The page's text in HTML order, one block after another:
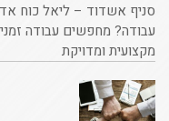
סניף אשדוד – ליאל כוח
עבודה? מחפשים עבודה
מקצועית ומדויקת